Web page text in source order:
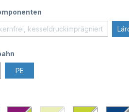
kesseldruckimprägniert
PE